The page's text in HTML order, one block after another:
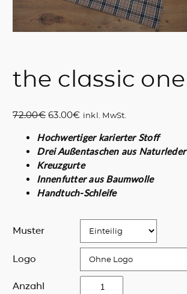
the classic one
72.00€ U
s
p
r
ü
n
63.00€A
t
u
e
l
l
i
inkl. MwSt.
Hochwertiger karierter Stoff
Drei Außentaschen aus Naturleder
Kreuzgurte
Innenfutter aus Baumwolle
Handtuch-Schleife
Muster
Logo
Anzahl